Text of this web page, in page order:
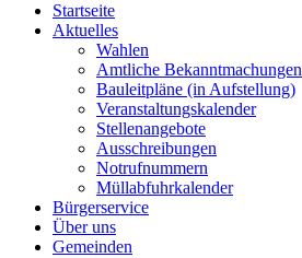
Startseite
Aktuelles
Wahlen
Amtliche Bekanntmachungen
Bauleitpläne (in Aufstellung)
Veranstaltungskalender
Stellenangebote
Ausschreibungen
Notrufnummern
Müllabfuhrkalender
Bürgerservice
Über uns
Gemeinden